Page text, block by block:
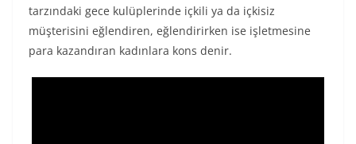
tarzındaki gece kulüplerinde içkili ya da içkisiz
müşterisini eğlendiren, eğlendirirken ise işletmesine
para kazandıran kadınlara kons denir.